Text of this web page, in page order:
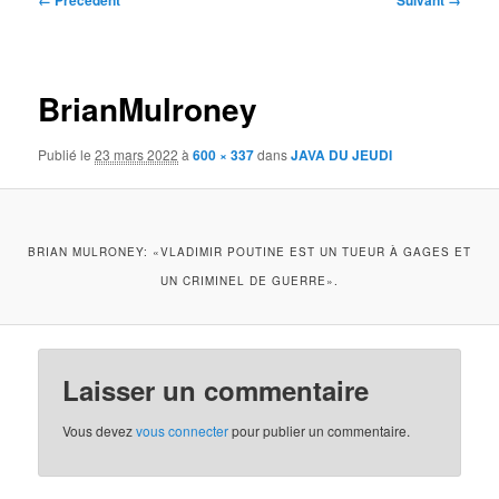
BrianMulroney
Publié le23 mars 2022 à600 × 337dansJAVA DU JEUDI
BRIAN MULRONEY: «VLADIMIR POUTINE EST UN TUEUR À GAGES ET
UN CRIMINEL DE GUERRE».
Laisser un commentaire
Vous devezvous connecterpour publier un commentaire.